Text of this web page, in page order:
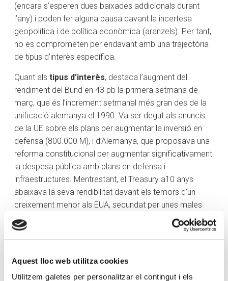
Aquest lloc web utilitza cookies
Utilitzem galetes per personalitzar el contingut i els
(encara s’esperen dues baixades addicionals durant
l’any) i poden fer alguna pausa davant la incertesa
geopolítica i de política econòmica (aranzels). Per tant,
no es comprometen per endavant amb una trajectòria
de tipus d’interès específica.
Quant als tipus d’interès, destaca l’augment del
rendiment del Bund en 43 pb la primera setmana de
març, que és l’increment setmanal més gran des de la
unificació alemanya el 1990. Va ser degut als anuncis
de la UE sobre els plans per augmentar la inversió en
defensa (800.000 M), i d’Alemanya, que proposava una
reforma constitucional per augmentar significativament
la despesa pública amb plans en defensa i
infraestructures. Mentrestant, el Treasury a10 anys
abaixava la seva rendibilitat davant els temors d’un
creixement menor als EUA, secundat per unes males
dades de confiança del consumidor.